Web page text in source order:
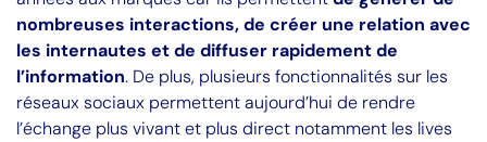
nombreuses interactions, de créer une relation avec
les internautes et de diffuser rapidement de
l’information. De plus, plusieurs fonctionnalités sur les
réseaux sociaux permettent aujourd’hui de rendre
l’échange plus vivant et plus direct notamment les lives